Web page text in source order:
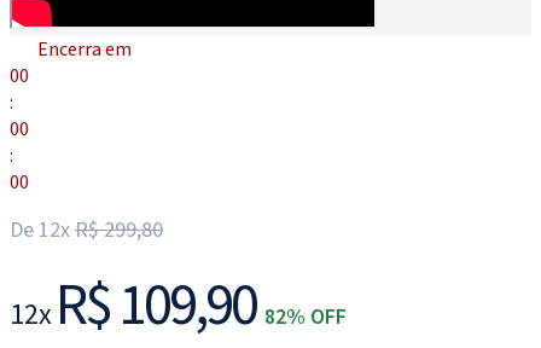
Encerra em
00
:
00
:
00
De 12xR$ 299,80
12x R$ 109,90 82% OFF